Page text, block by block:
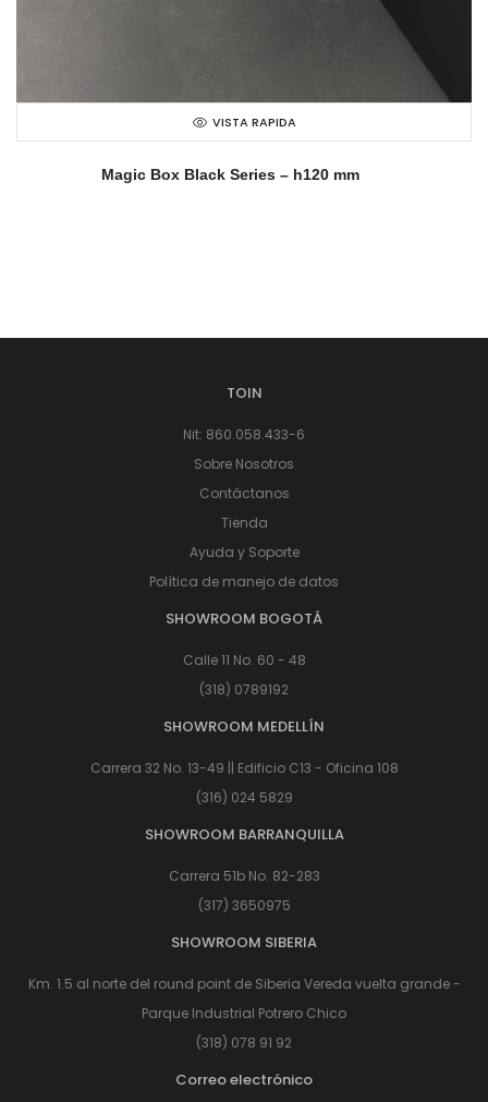
VISTA RAPIDA
Magic Box Black Series – h120 mm
TOIN
Nit: 860.058.433-6
Sobre Nosotros
Contáctanos
Tienda
Ayuda y Soporte
Política de manejo de datos
SHOWROOM BOGOTÁ
Calle 11 No. 60 - 48
(318) 0789192
SHOWROOM MEDELLÍN
Carrera 32 No. 13-49 || Edificio C13 - Oficina 108
(316) 024 5829
SHOWROOM BARRANQUILLA
Carrera 51b No. 82-283
(317) 3650975
SHOWROOM SIBERIA
Km. 1.5 al norte del round point de Siberia Vereda vuelta grande -
Parque Industrial Potrero Chico
(318) 078 91 92
Correo electrónico